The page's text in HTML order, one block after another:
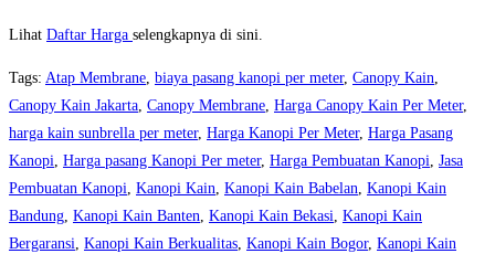
Lihat Daftar Harga selengkapnya di sini.
Tags: Atap Membrane, biaya pasang kanopi per meter, Canopy Kain,
Canopy Kain Jakarta, Canopy Membrane, Harga Canopy Kain Per Meter,
harga kain sunbrella per meter, Harga Kanopi Per Meter, Harga Pasang
Kanopi, Harga pasang Kanopi Per meter, Harga Pembuatan Kanopi, Jasa
Pembuatan Kanopi, Kanopi Kain, Kanopi Kain Babelan, Kanopi Kain
Bandung, Kanopi Kain Banten, Kanopi Kain Bekasi, Kanopi Kain
Bergaransi, Kanopi Kain Berkualitas, Kanopi Kain Bogor, Kanopi Kain